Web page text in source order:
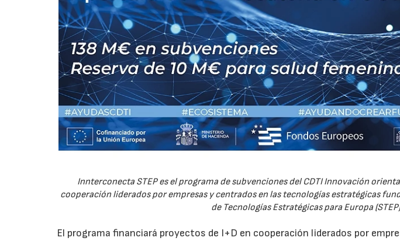
Innterconecta STEP es el programa de subvenciones del CDTI Innovación
cooperación liderados por empresas y centrados en las tecnologías estratégicas
de Tecnologías Estratégicas para Europa
El programa financiará proyectos de I+D en cooperación liderados por